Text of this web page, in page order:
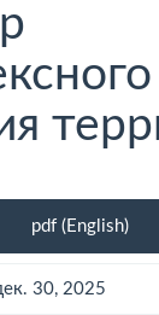
pdf (English)
30, 2025